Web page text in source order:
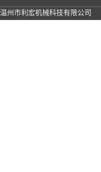
温州市利宏机械科技有限公司